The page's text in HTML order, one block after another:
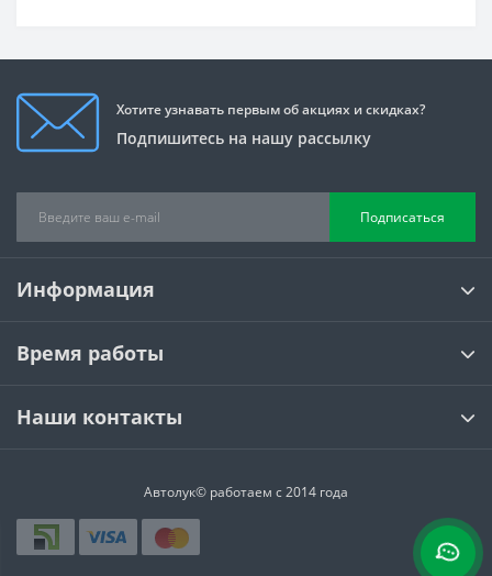
Хотите узнавать первым об акциях и скидках?
Подпишитесь на нашу рассылку
Подписаться
Информация
Время работы
Наши контакты
Автолук© работаем с 2014 года